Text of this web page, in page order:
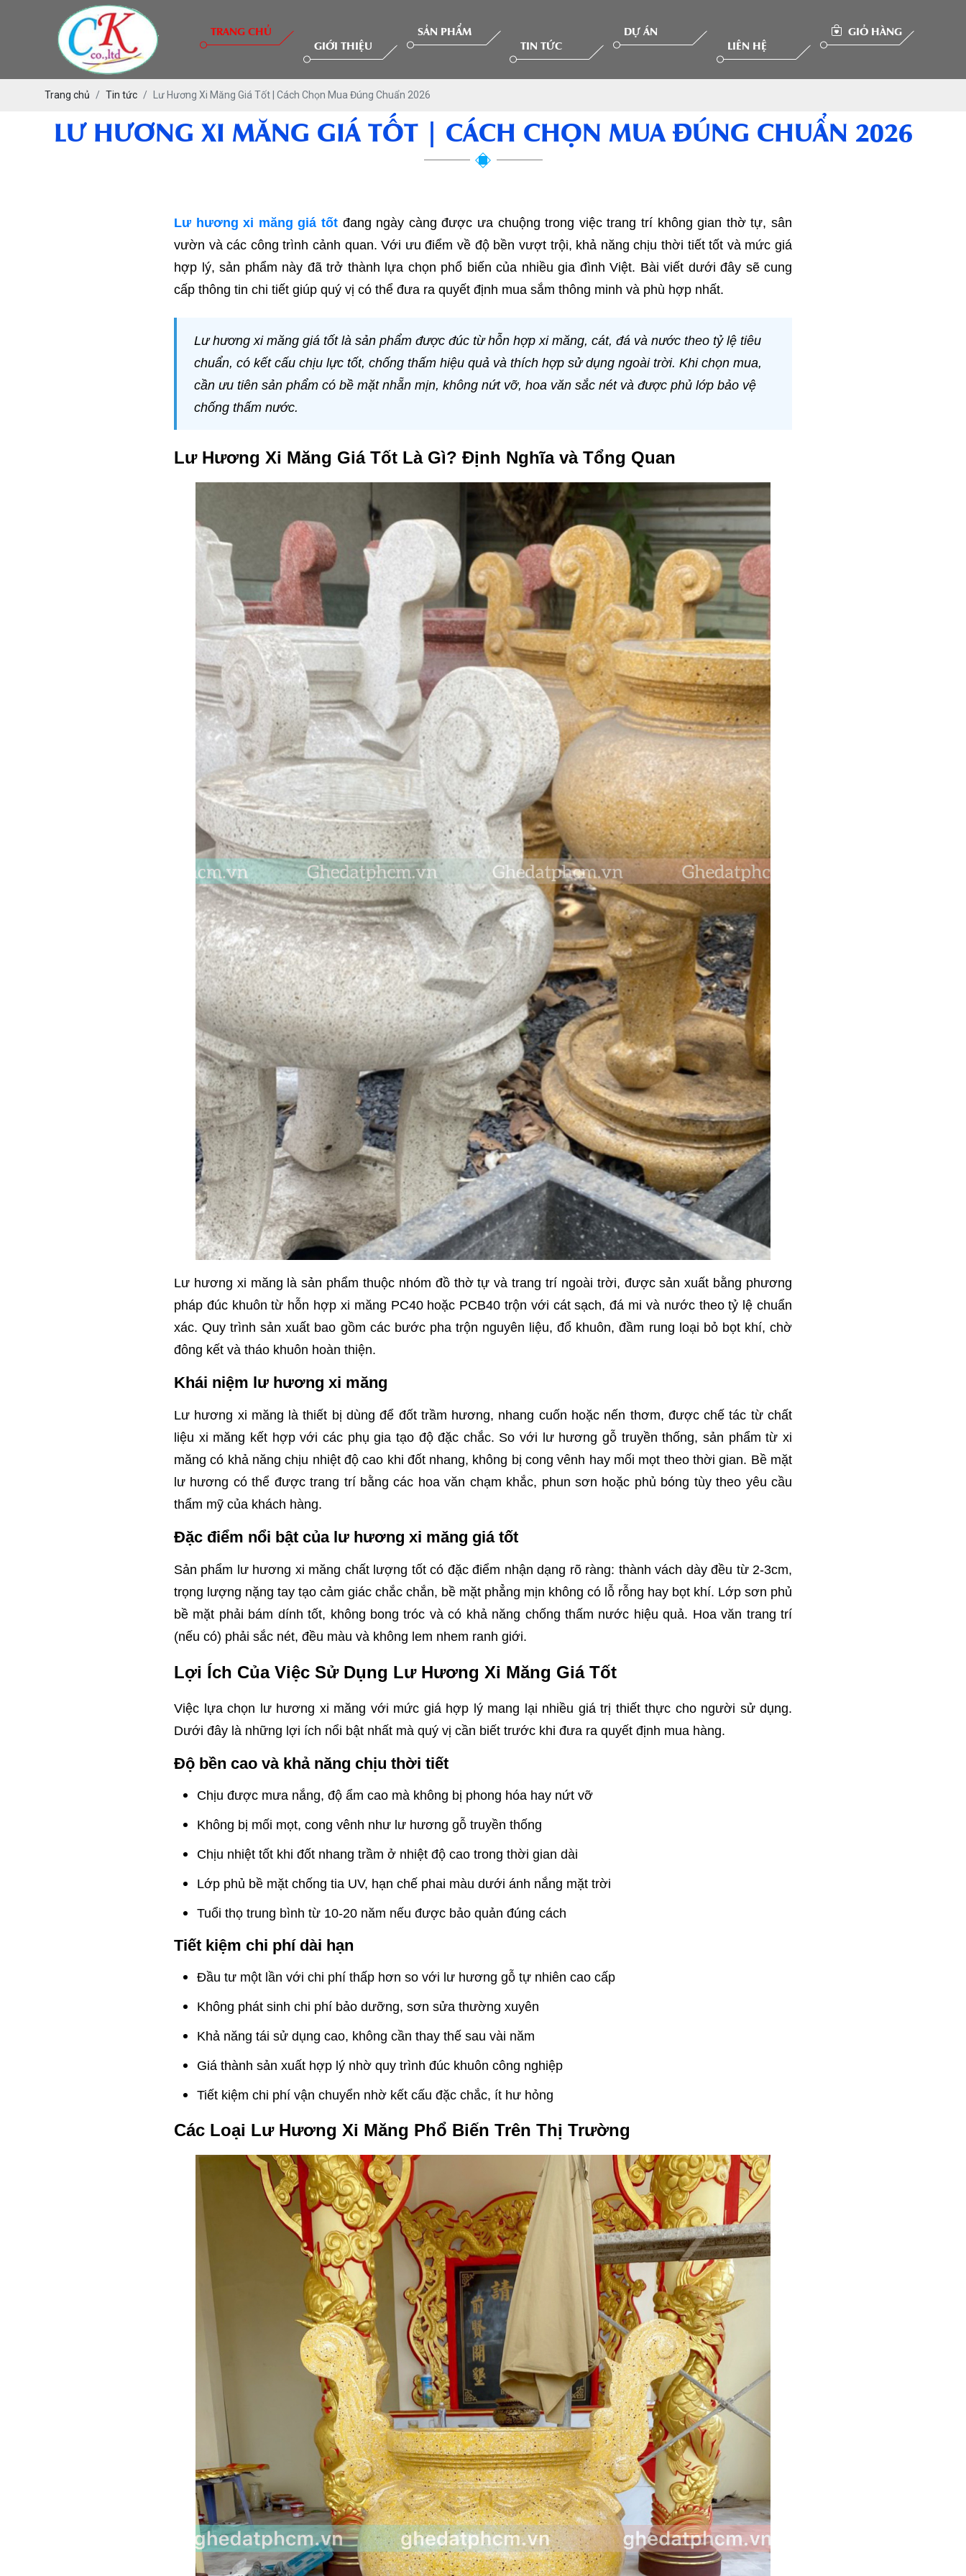
TRANG CHỦ
GIỚI THIỆU
SẢN PHẨM
TIN TỨC
DỰ ÁN
LIÊN HỆ
GIỎ HÀNG
Trang chủ Tin tức Lư Hương Xi Măng Giá Tốt | Cách Chọn Mua Đúng Chuẩn 2026
LƯ HƯƠNG XI MĂNG GIÁ TỐT | CÁCH CHỌN MUA ĐÚNG CHUẨN 2026
Lư hương xi măng giá tốt đang ngày càng được ưa chuộng trong việc trang trí không gian thờ tự, sân
vườn và các công trình cảnh quan. Với ưu điểm về độ bền vượt trội, khả năng chịu thời tiết tốt và mức giá
hợp lý, sản phẩm này đã trở thành lựa chọn phổ biến của nhiều gia đình Việt. Bài viết dưới đây sẽ cung
cấp thông tin chi tiết giúp quý vị có thể đưa ra quyết định mua sắm thông minh và phù hợp nhất.
Lư hương xi măng giá tốt là sản phẩm được đúc từ hỗn hợp xi măng, cát, đá và nước theo tỷ lệ tiêu
chuẩn, có kết cấu chịu lực tốt, chống thấm hiệu quả và thích hợp sử dụng ngoài trời. Khi chọn mua,
cần ưu tiên sản phẩm có bề mặt nhẵn mịn, không nứt vỡ, hoa văn sắc nét và được phủ lớp bảo vệ
chống thấm nước.
Lư Hương Xi Măng Giá Tốt Là Gì? Định Nghĩa và Tổng Quan
Lư hương xi măng là sản phẩm thuộc nhóm đồ thờ tự và trang trí ngoài trời, được sản xuất bằng phương
pháp đúc khuôn từ hỗn hợp xi măng PC40 hoặc PCB40 trộn với cát sạch, đá mi và nước theo tỷ lệ chuẩn
xác. Quy trình sản xuất bao gồm các bước pha trộn nguyên liệu, đổ khuôn, đầm rung loại bỏ bọt khí, chờ
đông kết và tháo khuôn hoàn thiện.
Khái niệm lư hương xi măng
Lư hương xi măng là thiết bị dùng để đốt trầm hương, nhang cuốn hoặc nến thơm, được chế tác từ chất
liệu xi măng kết hợp với các phụ gia tạo độ đặc chắc. So với lư hương gỗ truyền thống, sản phẩm từ xi
măng có khả năng chịu nhiệt độ cao khi đốt nhang, không bị cong vênh hay mối mọt theo thời gian. Bề mặt
lư hương có thể được trang trí bằng các hoa văn chạm khắc, phun sơn hoặc phủ bóng tùy theo yêu cầu
thẩm mỹ của khách hàng.
Đặc điểm nổi bật của lư hương xi măng giá tốt
Sản phẩm lư hương xi măng chất lượng tốt có đặc điểm nhận dạng rõ ràng: thành vách dày đều từ 2-3cm,
trọng lượng nặng tay tạo cảm giác chắc chắn, bề mặt phẳng mịn không có lỗ rỗng hay bọt khí. Lớp sơn phủ
bề mặt phải bám dính tốt, không bong tróc và có khả năng chống thấm nước hiệu quả. Hoa văn trang trí
(nếu có) phải sắc nét, đều màu và không lem nhem ranh giới.
Lợi Ích Của Việc Sử Dụng Lư Hương Xi Măng Giá Tốt
Việc lựa chọn lư hương xi măng với mức giá hợp lý mang lại nhiều giá trị thiết thực cho người sử dụng.
Dưới đây là những lợi ích nổi bật nhất mà quý vị cần biết trước khi đưa ra quyết định mua hàng.
Độ bền cao và khả năng chịu thời tiết
Chịu được mưa nắng, độ ẩm cao mà không bị phong hóa hay nứt vỡ
Không bị mối mọt, cong vênh như lư hương gỗ truyền thống
Chịu nhiệt tốt khi đốt nhang trầm ở nhiệt độ cao trong thời gian dài
Lớp phủ bề mặt chống tia UV, hạn chế phai màu dưới ánh nắng mặt trời
Tuổi thọ trung bình từ 10-20 năm nếu được bảo quản đúng cách
Tiết kiệm chi phí dài hạn
Đầu tư một lần với chi phí thấp hơn so với lư hương gỗ tự nhiên cao cấp
Không phát sinh chi phí bảo dưỡng, sơn sửa thường xuyên
Khả năng tái sử dụng cao, không cần thay thế sau vài năm
Giá thành sản xuất hợp lý nhờ quy trình đúc khuôn công nghiệp
Tiết kiệm chi phí vận chuyển nhờ kết cấu đặc chắc, ít hư hỏng
Các Loại Lư Hương Xi Măng Phổ Biến Trên Thị Trường